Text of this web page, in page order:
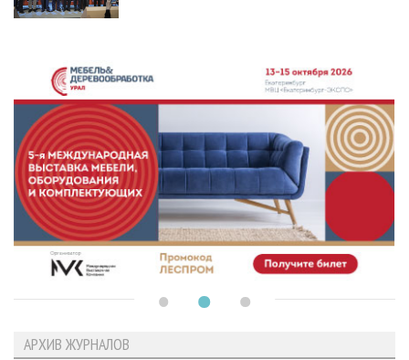
АРХИВ ЖУРНАЛОВ